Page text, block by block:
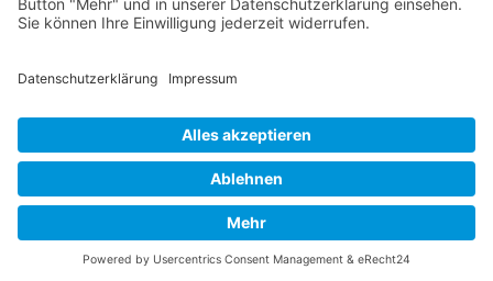
UNTERSTÜTZEN
Gefällt Ihnen diese Website über die B-17 Flying
Fortress? Ich könnte Ihnen helfen, die Informationen
zu finden, die Sie suchen? Ich würde mich sehr
freuen, wenn Sie meine Arbeit jetzt mitPayPal